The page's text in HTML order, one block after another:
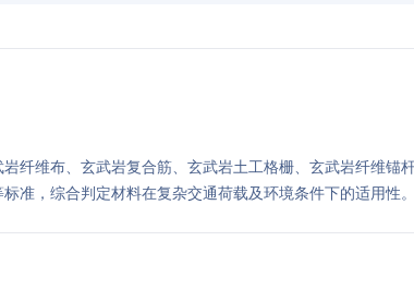
纤维布、玄武岩复合筋、玄武岩土工格栅、玄武岩纤维锚
准，综合判定材料在复杂交通荷载及环境条件下的适用性。